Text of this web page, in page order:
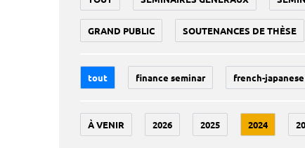
GRAND PUBLIC SOUTENANCES DE THÈSE
tout finance seminar french-
À VENIR 2026 2025 2024